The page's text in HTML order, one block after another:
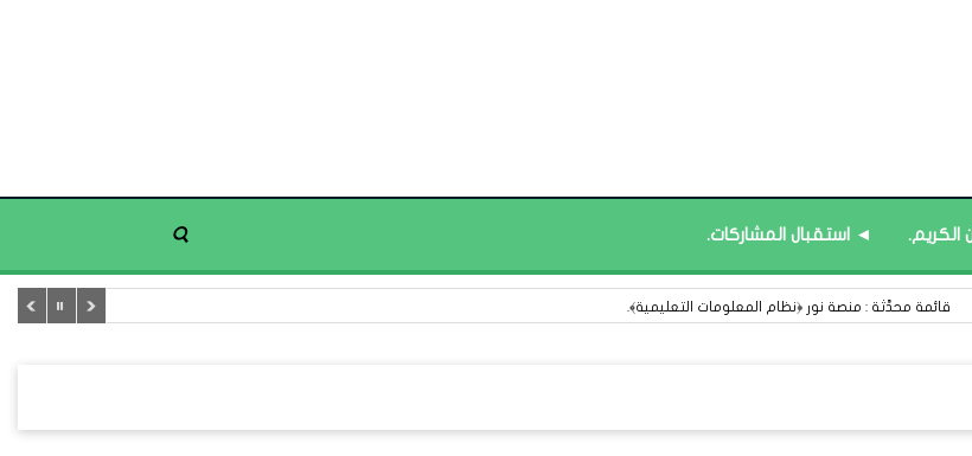
الكريم. ◄ استقبال المشاركات.
قائمة محدَّثة : منصة نور ﴿نظام المعلومات التعليمية﴾.